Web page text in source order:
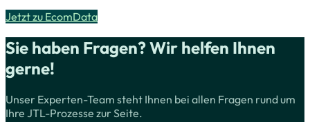
Jetzt zu EcomData
Sie haben Fragen? Wir helfen Ihnen
gerne!
Unser Experten-Team steht Ihnen bei allen Fragen rund um
Ihre JTL-Prozesse zur Seite.